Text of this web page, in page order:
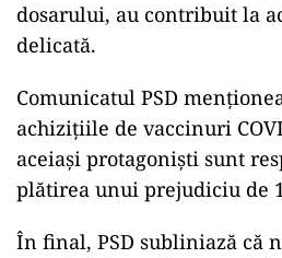
dosarului, au contribuit la
delicată.
Comunicatul PSD
achizițiile de vaccinuri
aceiași protagoniști sunt
plătirea unui prejudiciu de
În final, PSD subliniază că